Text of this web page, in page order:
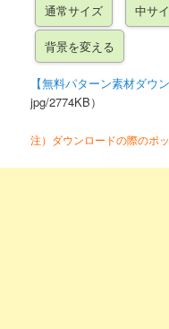
【無料パターン素材ダウ
jpg/2774KB）
注）ダウンロードの際のポ